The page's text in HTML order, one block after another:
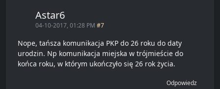
Astar6
04-10-2017, 01:28 PM #7
Nope, tańsza komunikacja PKP do 26 roku do daty
urodzin. Np komunikacja miejska w trójmieście do
końca roku, w którym ukończyło się 26 rok życia.
Odpowiedz